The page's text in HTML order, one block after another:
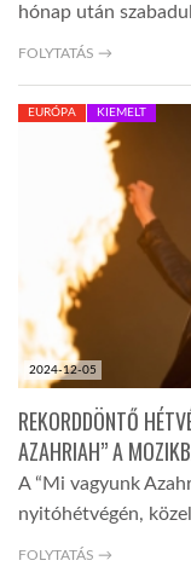
hónap után
FOLYTATÁS →
2024-12-05
EURÓPA KIEMELT
REKORDDÖNTŐ
AZAHRIAH” A
A “Mi vagyunk
nyitóhétvégén,
FOLYTATÁS →